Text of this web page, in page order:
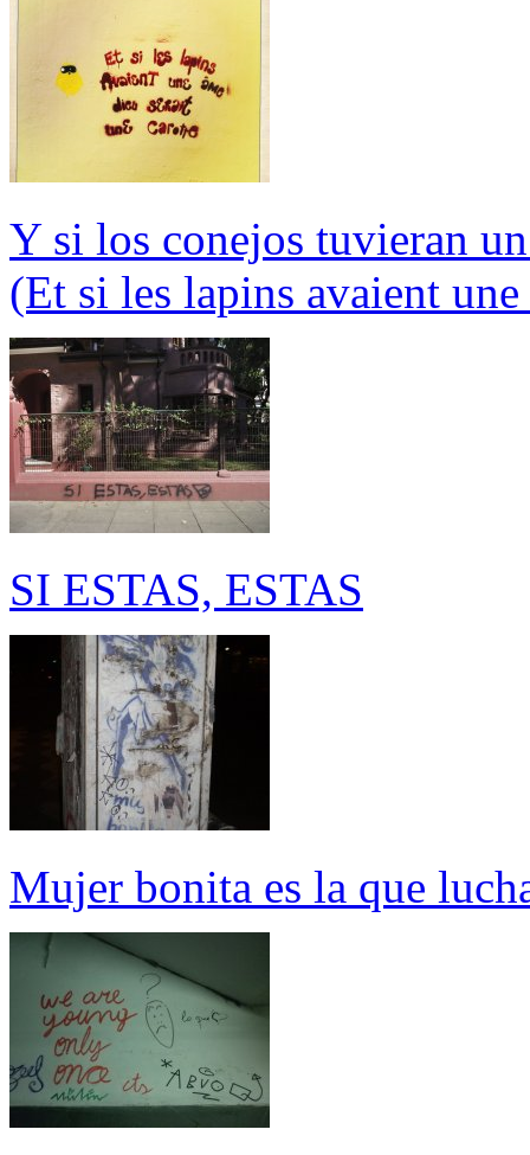
Y si los conejos tuvieran
(Et si les lapins avaient
SI ESTAS, ESTAS
Mujer bonita es la que